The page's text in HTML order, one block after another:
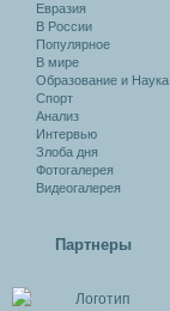
Евразия
В России
Популярное
В мире
Образование и Наука
Спорт
Анализ
Интервью
Злоба дня
Фотогалерея
Видеогалерея
Партнеры